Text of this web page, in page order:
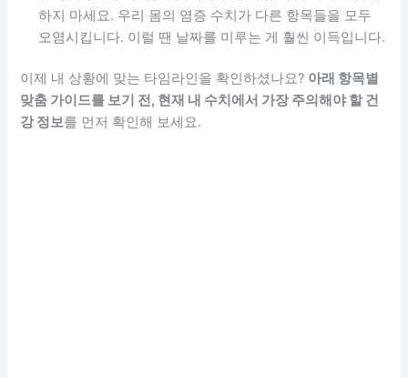
하지 마세요. 우리 몸의 염증 수치가 다른 항목들을 모두
오염시킵니다. 이럴 땐 날짜를 미루는 게 훨씬 이득입니다.
이제 내 상황에 맞는 타임라인을 확인하셨나요? 아래 항목별
맞춤 가이드를 보기 전, 현재 내 수치에서 가장 주의해야 할 건
강 정보를 먼저 확인해 보세요.